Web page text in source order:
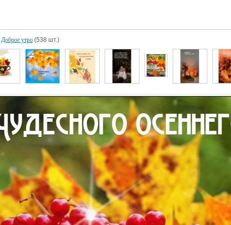
Доброе утро (538 шт.)